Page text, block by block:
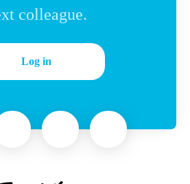
colleague.
Log in